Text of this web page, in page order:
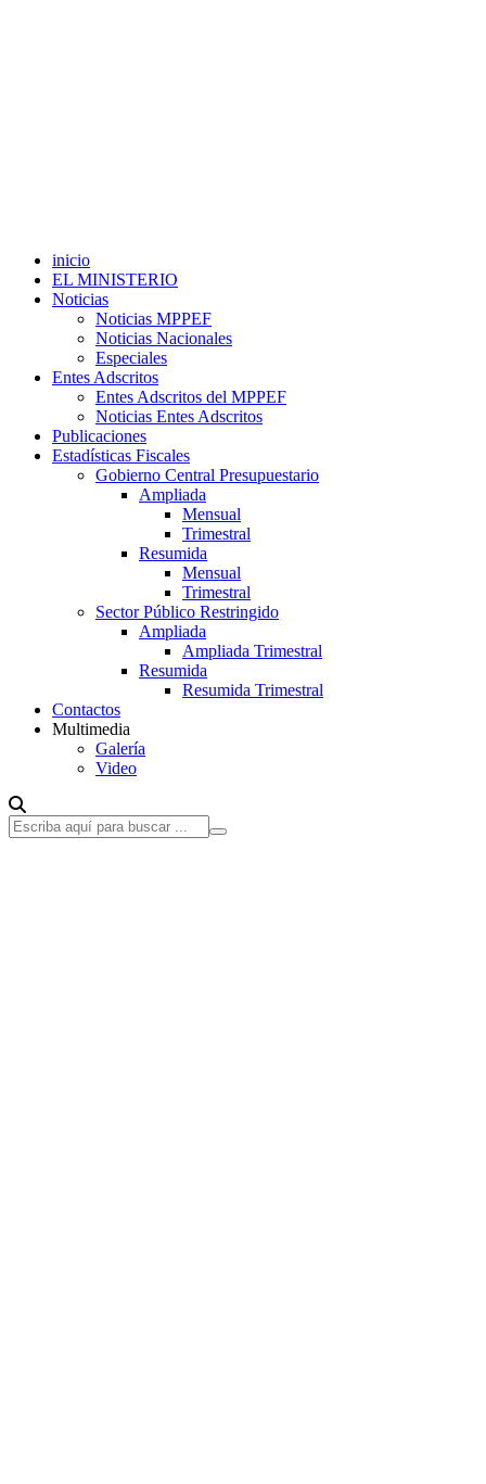
inicio
EL MINISTERIO
Noticias
Noticias MPPEF
Noticias Nacionales
Especiales
Entes Adscritos
Entes Adscritos del MPPEF
Noticias Entes Adscritos
Publicaciones
Estadísticas Fiscales
Gobierno Central Presupuestario
Ampliada
Mensual
Trimestral
Resumida
Mensual
Trimestral
Sector Público Restringido
Ampliada
Ampliada Trimestral
Resumida
Resumida Trimestral
Contactos
Multimedia
Galería
Video